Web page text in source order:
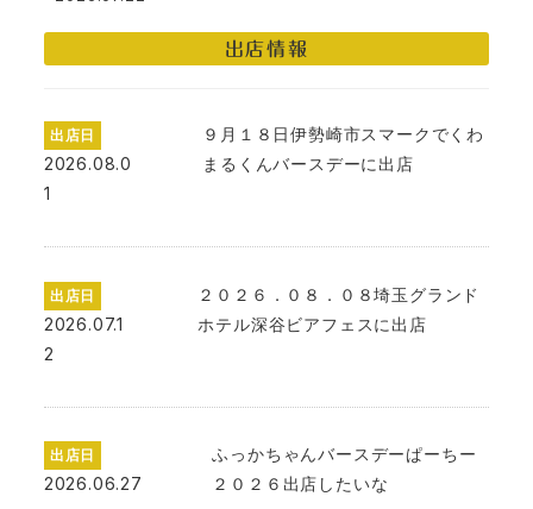
出店情報
出店日
2026.08.0
1
９月１８日伊勢崎市スマークでくわ
まるくんバースデーに出店
出店日
2026.07.1
2
２０２６．０８．０８埼玉グランド
ホテル深谷ビアフェスに出店
出店日
2026.06.27
ふっかちゃんバースデーぱーちー
２０２６出店したいな